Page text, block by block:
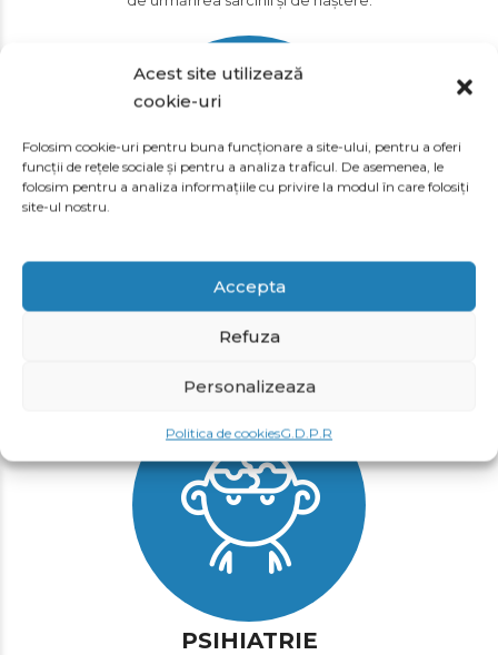
Acest site utilizează
cookie-uri
Folosim cookie-uri pentru buna funcționare a site-ului, pentru a oferi
funcții de rețele sociale și pentru a analiza traficul. De asemenea, le
folosim pentru a analiza informațiile cu privire la modul în care folosiți
site-ul nostru.
Accepta
Refuza
Personalizeaza
Politica de cookiesG.D.P.R
OFTALMOLOGIE
Specialiștii noștri în Oftalmologie depistează, tratează și
PSIHIATRIE